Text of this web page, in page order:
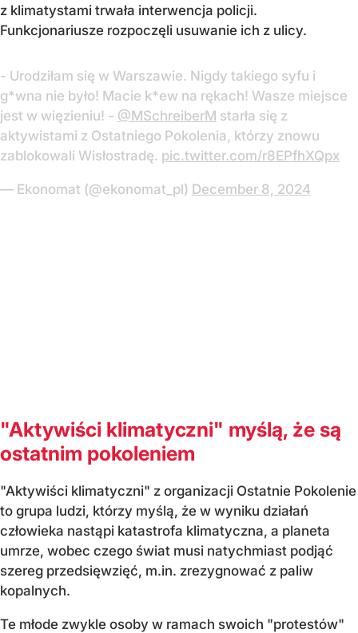
z klimatystami trwała interwencja policji.
Funkcjonariusze rozpoczęli usuwanie ich z ulicy.
- Urodziłam się w Warszawie. Nigdy takiego syfu i
g*wna nie było! Macie k*ew na rękach! Wasze miejsce
jest w więzieniu! - @MSchreiberM starła się z
aktywistami z Ostatniego Pokolenia, którzy znowu
zablokowali Wisłostradę. pic.twitter.com/r8EPfhXQpx
— Ekonomat (@ekonomat_pl) December 8, 2024
"Aktywiści klimatyczni" myślą, że są
ostatnim pokoleniem
"Aktywiści klimatyczni" z organizacji Ostatnie Pokolenie
to grupa ludzi, którzy myślą, że w wyniku działań
człowieka nastąpi katastrofa klimatyczna, a planeta
umrze, wobec czego świat musi natychmiast podjąć
szereg przedsięwzięć, m.in. zrezygnować z paliw
kopalnych.
Te młode zwykle osoby w ramach swoich "protestów"